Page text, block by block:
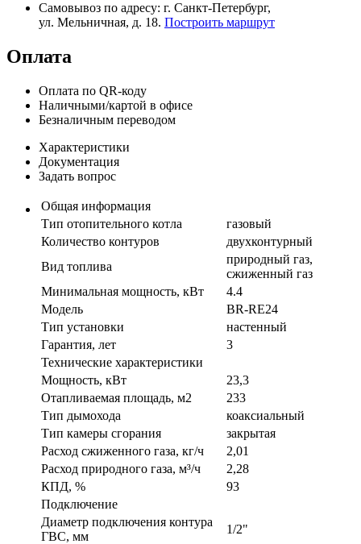
Самовывоз по адресу: г. Санкт-Петербург,
ул. Мельничная, д. 18. Построить маршрут
Оплата
Оплата по QR-коду
Наличными/картой в офисе
Безналичным переводом
Характеристики
Документация
Задать вопрос
Общая информация
Тип отопительного котла
газовый
Количество контуров
двухконтурный
Вид топлива
природный газ,
сжиженный газ
Минимальная мощность, кВт
4.4
Модель
BR-RE24
Тип установки
настенный
Гарантия, лет
3
Технические характеристики
Мощность, кВт
23,3
Отапливаемая площадь, м2
233
Тип дымохода
коаксиальный
Тип камеры сгорания
закрытая
Расход сжиженного газа, кг/ч
2,01
Расход природного газа, м³/ч
2,28
КПД, %
93
Подключение
Диаметр подключения контура
ГВС, мм
1/2"